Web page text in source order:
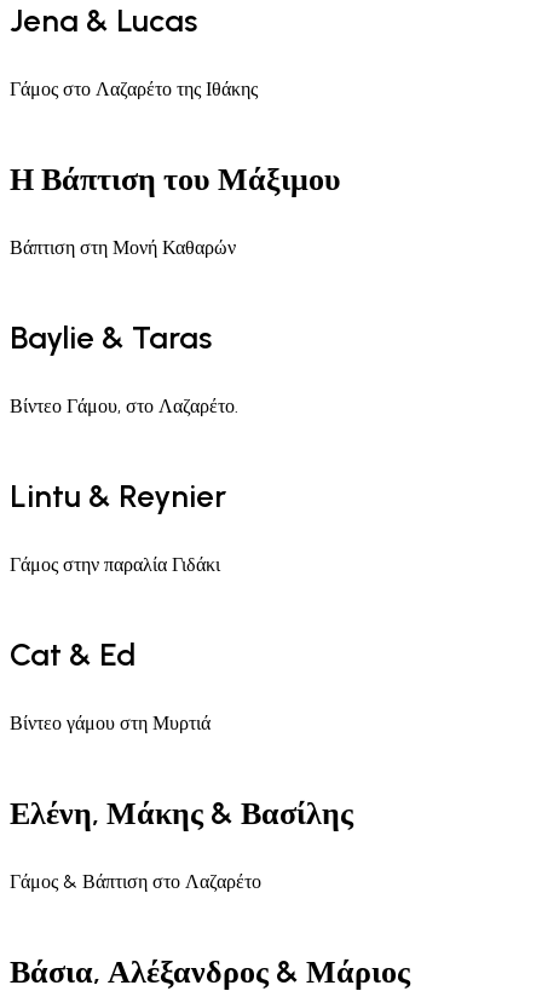
Jena & Lucas
Γάμος στο Λαζαρέτο της Ιθάκης
Η Βάπτιση του Μάξιμου
Βάπτιση στη Μονή Καθαρών
Baylie & Taras
Βίντεο Γάμου, στο Λαζαρέτο.
Lintu & Reynier
Γάμος στην παραλία Γιδάκι
Cat & Ed
Βίντεο γάμου στη Μυρτιά
Ελένη, Μάκης & Βασίλης
Γάμος & Βάπτιση στο Λαζαρέτο
Βάσια, Αλέξανδρος & Μάριος